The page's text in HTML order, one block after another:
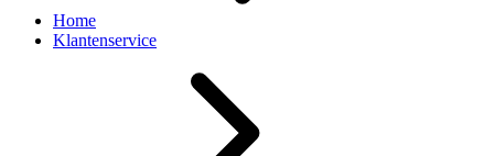
Home
Klantenservice